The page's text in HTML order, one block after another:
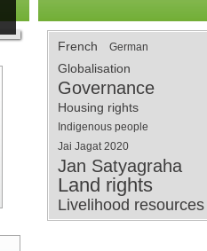
French German
Globalisation
Governance
Housing rights
Indigenous people
Jai Jagat 2020
Jan Satyagraha
Land rights
Livelihood resources